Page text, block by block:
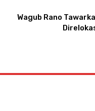
Wagub Rano